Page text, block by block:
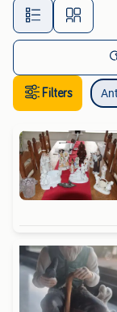
Filters